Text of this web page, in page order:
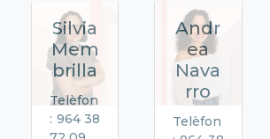
Silvia
Mem
brilla
Telèfon
: 964 38
Andr
ea
Nava
rro
Telèfon